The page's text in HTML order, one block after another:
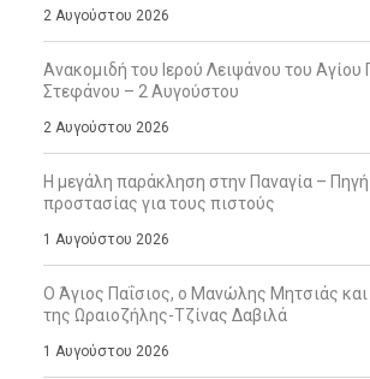
2 Αυγούστου 2026
Ανακομιδή του Ιερού Λειψάνου του
Στεφάνου – 2 Αυγούστου
2 Αυγούστου 2026
Η μεγάλη παράκληση στην Παναγία –
προστασίας για τους πιστούς
1 Αυγούστου 2026
Ο Άγιος Παΐσιος, ο Μανώλης Μητσιάς και
της Ωραιοζήλης-Τζίνας Δαβιλά
1 Αυγούστου 2026